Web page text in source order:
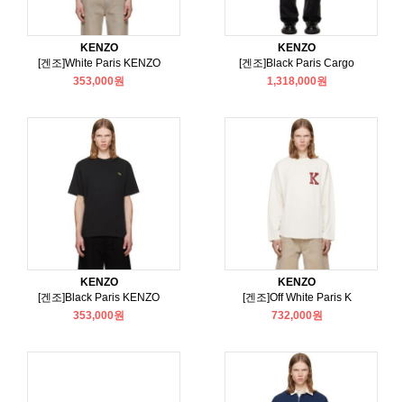
KENZO
[겐조]White Paris KENZO
353,000원
KENZO
[겐조]Black Paris Cargo
1,318,000원
KENZO
[겐조]Black Paris KENZO
353,000원
KENZO
[겐조]Off White Paris K
732,000원